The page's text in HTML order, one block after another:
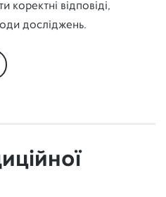
коректні відповіді,
досліджень.